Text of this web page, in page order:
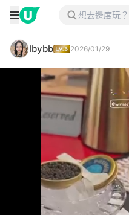
Ibybb 2026/01/29